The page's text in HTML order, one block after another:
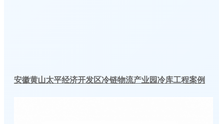
安徽黄山太平经济开发区冷链物流产业园冷库工程案例